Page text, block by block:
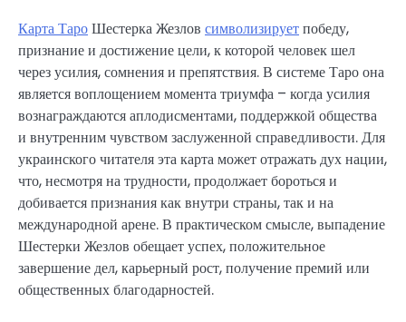
Карта ТароШестерка Жезлов символизируетпобеду,
признание и достижение цели, к которой человек шел
через усилия, сомнения и препятствия. В системе Таро она
является воплощением момента триумфа – когда усилия
вознаграждаются аплодисментами, поддержкой общества
и внутренним чувством заслуженной справедливости. Для
украинского читателя эта карта может отражать дух нации,
что, несмотря на трудности, продолжает бороться и
добивается признания как внутри страны, так и на
международной арене. В практическом смысле, выпадение
Шестерки Жезлов обещает успех, положительное
завершение дел, карьерный рост, получение премий или
общественных благодарностей.